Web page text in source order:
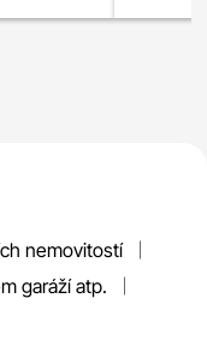
nemovitostí
garáží atp.